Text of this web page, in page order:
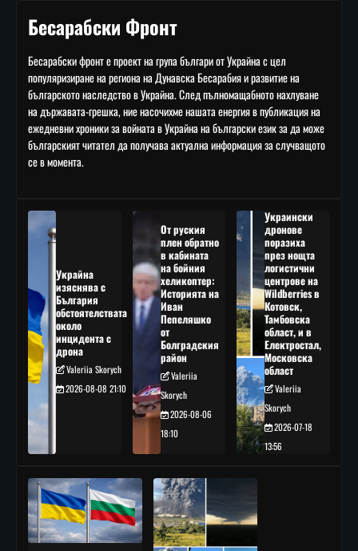
Бесарабски Фронт
Бесарабски фронт е проект на група българи от Украйна с цел
популяризиране на региона на Дунавска Бесарабия и развитие на
българското наследство в Украйна. След пълномащабното нахлуване
на държавата-грешка, ние насочихме нашата енергия в публикация на
ежедневни хроники за войната в Украйна на български език за да може
българският читател да получава актуална информация за случващото
се в момента.
Украйна
изяснява с
България
обстоятелствата
около
инцидента с
дрона
Valeriia Skorych
2026-08-08 21:10
От руския
плен обратно
в кабината
на бойния
хеликоптер:
Историята на
Иван
Пепеляшко
от
Болградския
район
Valeriia
Skorych
2026-08-06
18:10
Украински
дронове
поразиха
през нощта
логистични
центрове на
Wildberries в
Котовск,
Тамбовска
област, и в
Електростал,
Московска
област
Valeriia
Skorych
2026-07-18
13:56